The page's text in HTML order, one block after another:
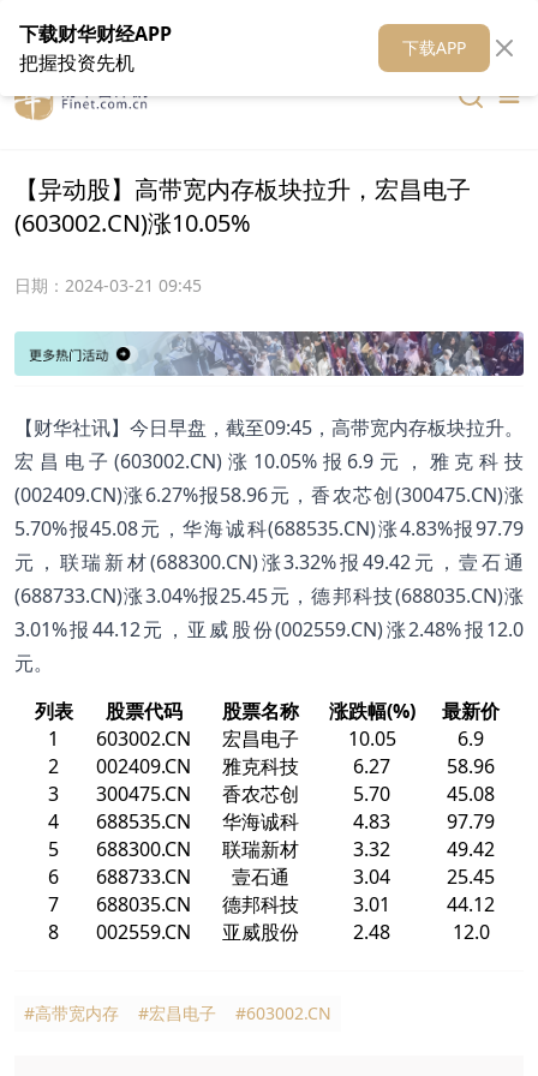
在线客服 关于我们 财华媒体矩阵 财华智库
【异动股】高带宽内存板块拉升，宏昌电子
(603002.CN)涨10.05%
日期： 2024-03-21 09:45
【财华社讯】今日早盘，截至09:45，高带宽内存板块拉升。
宏昌电子(603002.CN)涨10.05%报6.9元，雅克科技
(002409.CN)涨6.27%报58.96元，香农芯创(300475.CN)涨
5.70%报45.08元，华海诚科(688535.CN)涨4.83%报97.79
元，联瑞新材(688300.CN)涨3.32%报49.42元，壹石通
(688733.CN)涨3.04%报25.45元，德邦科技(688035.CN)涨
3.01%报44.12元，亚威股份(002559.CN)涨2.48%报12.0
元。
列表
股票代码 股票名称 涨跌幅(%)
最新价
1
603002.CN 宏昌电子 10.05
6.9
2
002409.CN 雅克科技 6.27
58.96
3
300475.CN 香农芯创 5.70
45.08
4
688535.CN 华海诚科 4.83
97.79
5
688300.CN 联瑞新材 3.32
49.42
6
688733.CN 壹石通 3.04
25.45
7
688035.CN 德邦科技 3.01
44.12
8
002559.CN 亚威股份 2.48 12.0
#高带宽内存 #宏昌电子 #603002.CN
下载财华财经APP
把握投资先机
下载APP